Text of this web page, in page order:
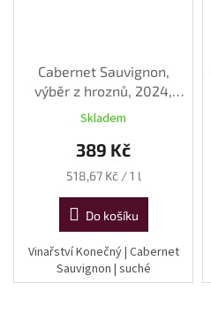
Cabernet Sauvignon,
výběr z hroznů, 2024,
suché, 0,75 l
Skladem
389 Kč
Měrná
518,67 Kč / 1 l
Do košíku
Vinařství Konečný | Cabernet
Sauvignon | suché